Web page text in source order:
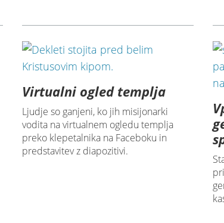
Virtualni ogled templja
Ljudje so ganjeni, ko jih misijonarki
vodita na virtualnem ogledu templja
preko klepetalnika na Faceboku in
predstavitev z diapozitivi.